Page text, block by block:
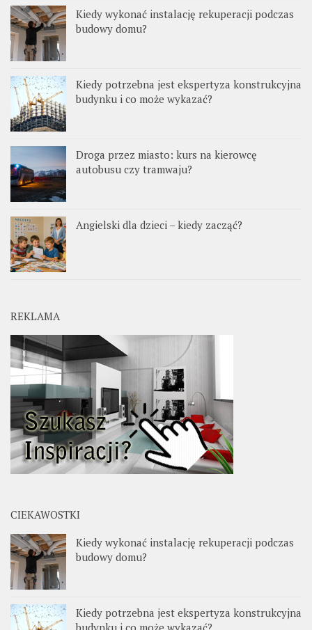
Kiedy wykonać instalację rekuperacji podczas
budowy domu?
Kiedy potrzebna jest ekspertyza konstrukcyjna
budynku i co może wykazać?
Droga przez miasto: kurs na kierowcę
autobusu czy tramwaju?
Angielski dla dzieci – kiedy zacząć?
REKLAMA
CIEKAWOSTKI
Kiedy wykonać instalację rekuperacji podczas
budowy domu?
Kiedy potrzebna jest ekspertyza konstrukcyjna